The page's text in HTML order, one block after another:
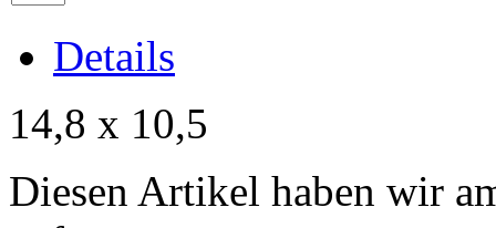
Details
14,8 x 10,5
Diesen Artikel haben wir